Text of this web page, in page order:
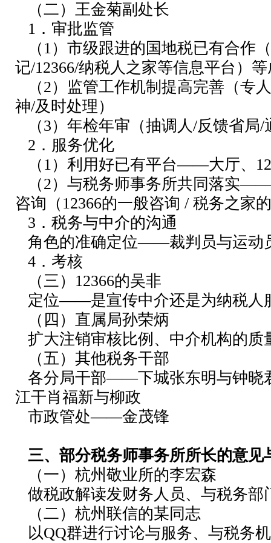
（二）王金菊副处长
1．审批监管
（1）市级跟进的国地税已有合作
记/12366/纳税人之家等信息平台）
（2）监管工作机制提高完善（专
神/及时处理）
（3）年检年审（抽调人/反馈省局/
2．服务优化
（1）利用好已有平台——大厅、
（2）与税务师事务所共同落实
咨询（12366的一般咨询 / 税务之家
3．税务与中介的沟通
角色的准确定位——裁判员与运动
4．考核
（三）12366的吴非
定位——是宣传中介还是为纳税人
（四）直属局孙荣炳
扩大注销审核比例、中介机构的质
（五）其他税务干部
各分局干部——下城张东明与钟晓
江干肖福新与柳政
市政管处——金茂锋
三、部分税务师事务所所长的意见
（一）杭州敬业所的李宏森
做税政解读发财务人员、与税务部
（二）杭州联信的某同志
以QQ群进行讨论与服务、与税务